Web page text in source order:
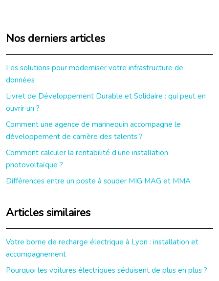
Nos derniers articles
Les solutions pour moderniser votre infrastructure de
données
Livret de Développement Durable et Solidaire : qui peut en
ouvrir un ?
Comment une agence de mannequin accompagne le
développement de carrière des talents ?
Comment calculer la rentabilité d’une installation
photovoltaïque ?
Différences entre un poste à souder MIG MAG et MMA
Articles similaires
Votre borne de recharge électrique à Lyon : installation et
accompagnement
Pourquoi les voitures électriques séduisent de plus en plus ?